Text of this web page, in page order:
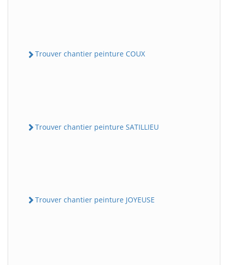
Trouver chantier peinture COUX
Trouver chantier peinture SATILLIEU
Trouver chantier peinture JOYEUSE